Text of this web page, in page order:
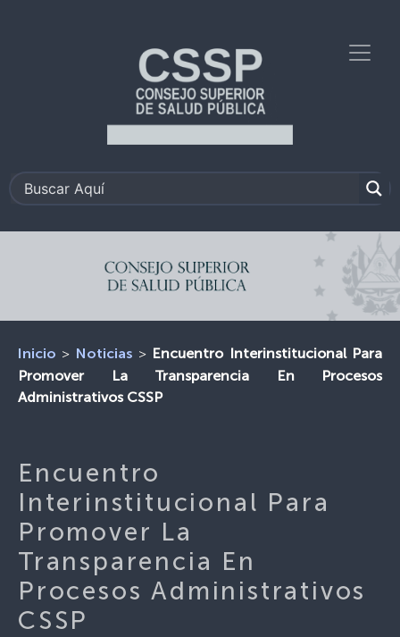
Inicio > Noticias > Encuentro Interinstitucional Para
Promover La Transparencia En Procesos
Administrativos CSSP
Encuentro
Interinstitucional Para
Promover La
Transparencia En
Procesos Administrativos
CSSP